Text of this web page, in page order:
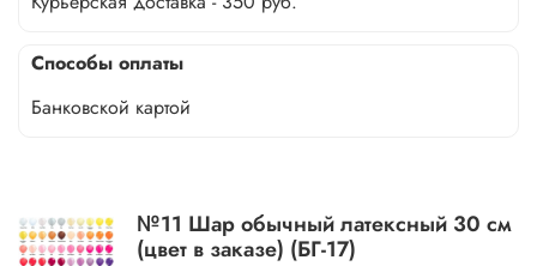
Способы оплаты
Банковской картой
№11 Шар обычный латексный 30 см
(цвет в заказе) (БГ-17)